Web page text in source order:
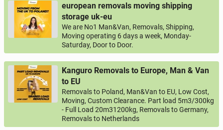
european removals moving shipping
storage uk-eu
We are No1 Man&Van, Removals, Shipping,
Moving operating 6 days a week, Monday-
Saturday, Door to Door.
Kanguro Removals to Europe, Man & Van
to EU
Removals to Poland, Man&Van to EU, Low Cost,
Moving, Custom Clearance. Part load 5m3/300kg
- Full Load 20m31200kg, Removals to Germany,
Removals to Netherlands